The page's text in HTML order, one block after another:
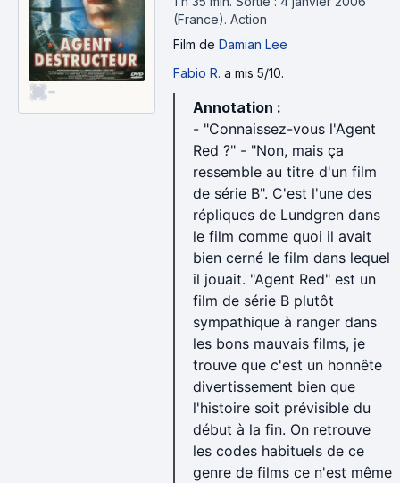
-
(France). Action
Film de Damian Lee
Fabio R. a mis 5/10.
Annotation :
- "Connaissez-vous l'Agent
Red ?" - "Non, mais ça
ressemble au titre d'un film
de série B". C'est l'une des
répliques de Lundgren dans
le film comme quoi il avait
bien cerné le film dans lequel
il jouait. "Agent Red" est un
film de série B plutôt
sympathique à ranger dans
les bons mauvais films, je
trouve que c'est un honnête
divertissement bien que
l'histoire soit prévisible du
début à la fin. On retrouve
les codes habituels de ce
genre de films ce n'est même